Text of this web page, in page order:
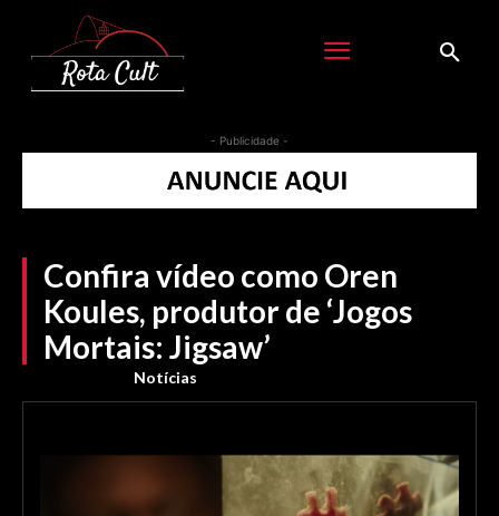
- Publicidade -
Confira vídeo como Oren
Koules, produtor de ‘Jogos
Mortais: Jigsaw’
Notícias